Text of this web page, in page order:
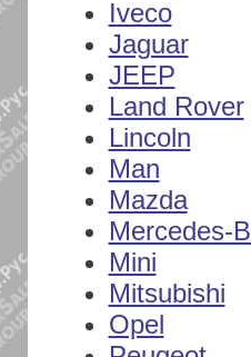
Iveco
Jaguar
JEEP
Land Rover
Lincoln
Man
Mazda
Mercedes-
Mini
Mitsubishi
Opel